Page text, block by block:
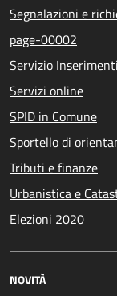
Segnalazioni e
page-00002
Servizio
Servizi online
SPID in Comune
Sportello di
Tributi e finanze
Urbanistica e
Elezioni 2020
NOVITÀ